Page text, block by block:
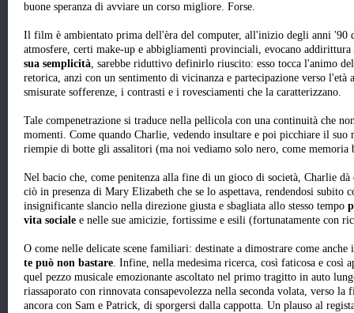
buone speranza di avviare un corso migliore. Forse.
Il film è ambientato prima dell'èra del computer, all'inizio degli anni '90
atmosfere, certi make-up e abbigliamenti provinciali, evocano addirittura
sua semplicità, sarebbe riduttivo definirlo riuscito: esso tocca l'animo
retorica, anzi con un sentimento di vicinanza e partecipazione verso l'età
smisurate sofferenze, i contrasti e i rovesciamenti che la caratterizzano.
Tale compenetrazione si traduce nella pellicola con una continuità che
momenti. Come quando Charlie, vedendo insultare e poi picchiare il suo
riempie di botte gli assalitori (ma noi vediamo solo nero, come memoria
Nel bacio che, come penitenza alla fine di un gioco di società, Charlie
ciò in presenza di Mary Elizabeth che se lo aspettava, rendendosi subito
insignificante slancio nella direzione giusta e sbagliata allo stesso tempo
vita sociale e nelle sue amicizie, fortissime e esili (fortunatamente con
O come nelle delicate scene familiari: destinate a dimostrare come
te può non bastare. Infine, nella medesima ricerca, così faticosa e così
quel pezzo musicale emozionante ascoltato nel primo tragitto in auto
riassaporato con rinnovata consapevolezza nella seconda volata, verso
ancora con Sam e Patrick, di sporgersi dalla cappotta. Un plauso al